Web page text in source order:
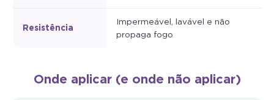
Resistência
Impermeável, lavável e não
propaga fogo
Onde aplicar (e onde não aplicar)